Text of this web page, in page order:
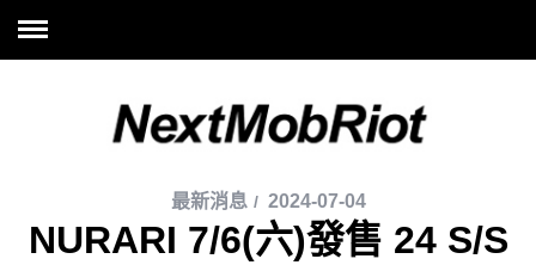
最新消息 2024-07-04
NURARI 7/6(六)發售 24 S/S